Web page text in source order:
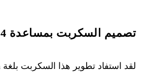
تصميم السكربت بمساعدة GPT-4